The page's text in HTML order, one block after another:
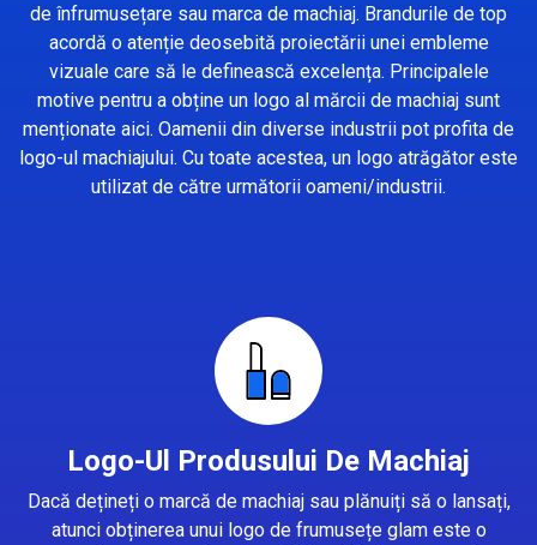
de înfrumusețare sau marca de machiaj. Brandurile de top
acordă o atenție deosebită proiectării unei embleme
vizuale care să le definească excelența. Principalele
motive pentru a obține un logo al mărcii de machiaj sunt
menționate aici. Oamenii din diverse industrii pot profita de
logo-ul machiajului. Cu toate acestea, un logo atrăgător este
utilizat de către următorii oameni/industrii.
Logo-Ul Produsului De Machiaj
Dacă dețineți o marcă de machiaj sau plănuiți să o lansați,
atunci obținerea unui logo de frumusețe glam este o